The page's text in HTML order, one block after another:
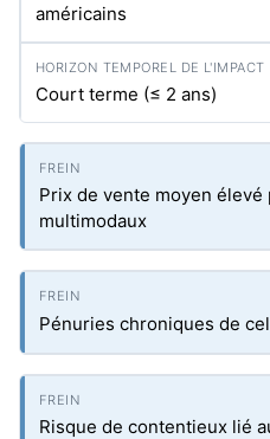
américains
Court terme (≤ 2 ans)
Prix de vente moyen
multimodaux
Pénuries chroniques de
Risque de contentieux lié